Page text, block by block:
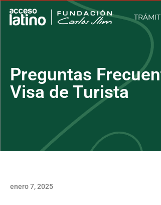
Preguntas
Visa de Turista
enero 7, 2025